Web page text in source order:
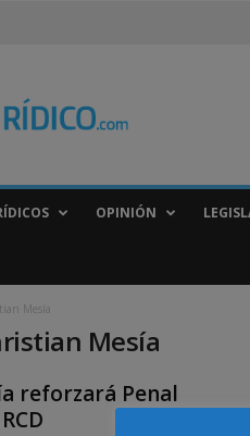
OPINIÓN
Mesía
Mesía
reforzará Penal